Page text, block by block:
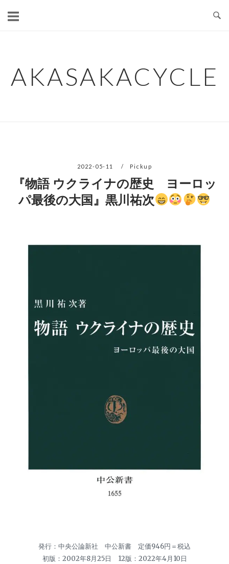
AKASAKACYCLE
2022-05-11 Pickup
『物語 ウクライナの歴史 ヨーロッ
パ最後の大国』黒川祐次
発行：中央公論新社 中公新書 定価946円＝税込
初版：2002年8月25日 12版：2022年4月10日